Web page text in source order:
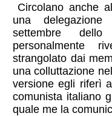
Circolano anche
una
settembre
personalmente
strangolato dai
una colluttazione
versione egli riferì
comunista italiano
quale me la